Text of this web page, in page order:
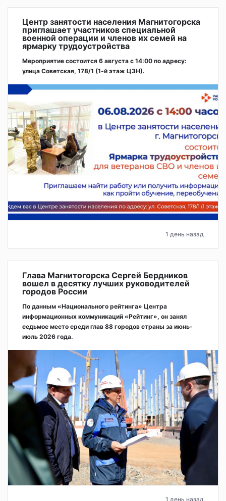
Центр занятости населения Магнитогорска
приглашает участников специальной
военной операции и членов их семей на
ярмарку трудоустройства
Мероприятие состоится 6 августа с 14:00 по адресу:
улица Советская, 178/1 (1‑й этаж ЦЗН).
1 день назад
Глава Магнитогорска Сергей Бердников
вошел в десятку лучших руководителей
городов России
По данным «Национального рейтинга» Центра
информационных коммуникаций «Рейтинг», он занял
седьмое место среди глав 88 городов страны за июнь-
июль 2026 года.
1 день назад